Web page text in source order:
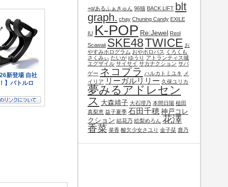
+α/あるふぁきゅん 96猫 BACK LIFT blt
graph. chay Chuning Candy EXILE
IU K-POP Re:Jewel Reol
Scawaii SKE48TWICE お
やすみホログラム おやホロバス
くろくも
さくみぃ たいが ゆうり アトランティス城
エグザイル サイサイ サカナクション サバ
ゲー ネコプラ ハルカトミユキ メ
イリア リーガルリリー 久保ユリカ
夢みるアドレセン
ス 大森靖子 大石理乃 本間日陽 植田
真梨恵 益子夏季 石田千穂神戸コレ
クション 結花乃 絵梨めろん 花澤
香菜 菜香 酸欠少女さユり 金子栞 鹿乃